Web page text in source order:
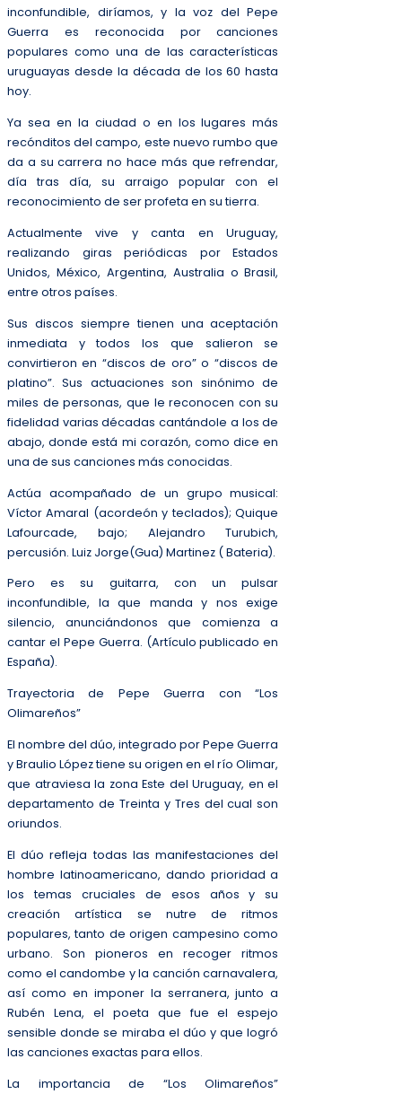
inconfundible, diríamos, y la voz del Pepe
Guerra es reconocida por canciones
populares como una de las características
uruguayas desde la década de los 60 hasta
hoy.
Ya sea en la ciudad o en los lugares más
recónditos del campo, este nuevo rumbo que
da a su carrera no hace más que refrendar,
día tras día, su arraigo popular con el
reconocimiento de ser profeta en su tierra.
Actualmente vive y canta en Uruguay,
realizando giras periódicas por Estados
Unidos, México, Argentina, Australia o Brasil,
entre otros países.
Sus discos siempre tienen una aceptación
inmediata y todos los que salieron se
convirtieron en “discos de oro” o “discos de
platino”. Sus actuaciones son sinónimo de
miles de personas, que le reconocen con su
fidelidad varias décadas cantándole a los de
abajo, donde está mi corazón, como dice en
una de sus canciones más conocidas.
Actúa acompañado de un grupo musical:
Víctor Amaral (acordeón y teclados); Quique
Lafourcade, bajo; Alejandro Turubich,
percusión. Luiz Jorge(Gua) Martinez ( Bateria).
Pero es su guitarra, con un pulsar
inconfundible, la que manda y nos exige
silencio, anunciándonos que comienza a
cantar el Pepe Guerra. (Artículo publicado en
España).
Trayectoria de Pepe Guerra con “Los
Olimareños”
El nombre del dúo, integrado por Pepe Guerra
y Braulio López tiene su origen en el río Olimar,
que atraviesa la zona Este del Uruguay, en el
departamento de Treinta y Tres del cual son
oriundos.
El dúo refleja todas las manifestaciones del
hombre latinoamericano, dando prioridad a
los temas cruciales de esos años y su
creación artística se nutre de ritmos
populares, tanto de origen campesino como
urbano. Son pioneros en recoger ritmos
como el candombe y la canción carnavalera,
así como en imponer la serranera, junto a
Rubén Lena, el poeta que fue el espejo
sensible donde se miraba el dúo y que logró
las canciones exactas para ellos.
La importancia de “Los Olimareños”